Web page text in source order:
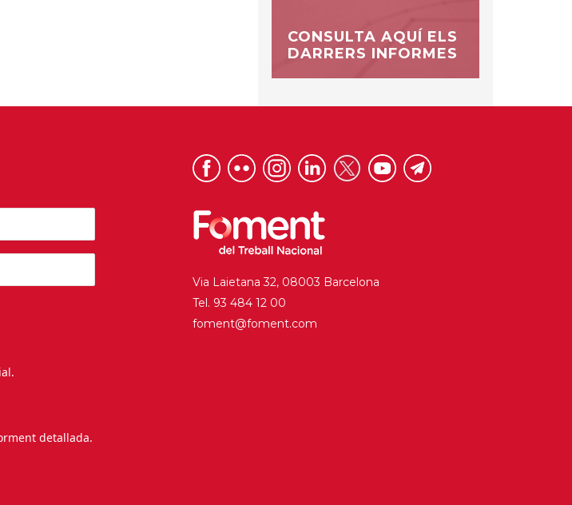
CONSULTA AQUÍ ELS
DARRERS INFORMES
detallada.
Via Laietana 32, 08003 Barcelona
Tel. 93 484 12 00
foment@foment.com